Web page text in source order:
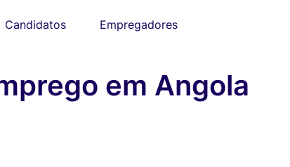
Candidatos Empregadores
em Angola